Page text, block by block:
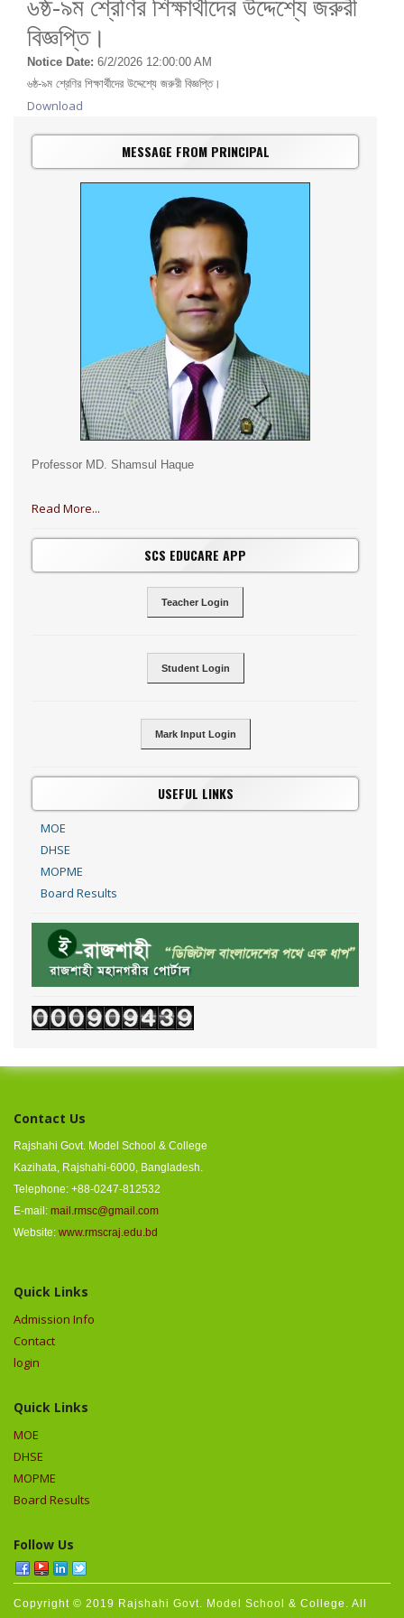
বিজ্ঞপ্তি।
Notice Date: 6/2/2026 12:00:00 AM
৬ষ্ঠ-৯ম শ্রেণির শিক্ষার্থীদের উদ্দেশ্যে জরুরী বিজ্ঞপ্তি।
Download
MESSAGE FROM PRINCIPAL
Professor MD. Shamsul Haque
Read More...
SCS EDUCARE APP
Teacher Login
Student Login
Mark Input Login
USEFUL LINKS
MOE
DHSE
MOPME
Board Results
Contact Us
Rajshahi Govt. Model School & College
Kazihata, Rajshahi-6000, Bangladesh.
Telephone: +88-0247-812532
E-mail: mail.rmsc@gmail.com
Website: www.rmscraj.edu.bd
Quick Links
Admission Info
Contact
login
Quick Links
MOE
DHSE
MOPME
Board Results
Follow Us
Copyright © 2019 Rajshahi Govt. Model School & College. All